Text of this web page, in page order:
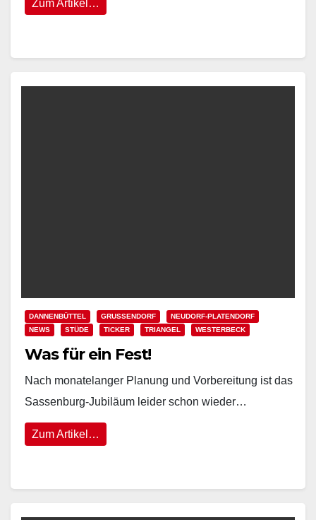
Zum Artikel…
DANNENBÜTTEL GRUSSENDORF
NEUDORF-PLATENDORF
NEWS
STÜDE TICKER TRIANGEL WESTERBECK
Was für ein Fest!
Nach monatelanger Planung und Vorbereitung ist das
Sassenburg-Jubiläum leider schon wieder…
Zum Artikel…